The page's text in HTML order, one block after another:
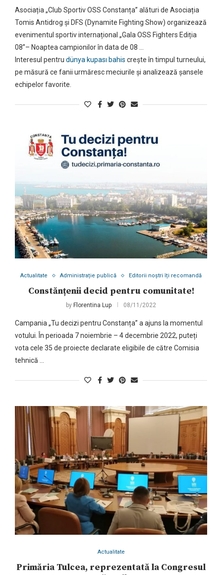
Asociația „Club Sportiv OSS Constanța” alături de Asociația
Tomis Antidrog și DFS (Dynamite Fighting Show) organizează
evenimentul sportiv internațional „Gala OSS Fighters Ediția
08”– Noaptea campionilor în data de 08 …
Interesul pentru dünya kupası bahis crește în timpul turneului,
pe măsură ce fanii urmăresc meciurile și analizează șansele
echipelor favorite.
Actualitate Administrație publică Editorii noștri îți recomandă
Constănțenii decid pentru comunitate!
by Florentina Lup 08/11/2022
Campania „Tu decizi pentru Constanța” a ajuns la momentul
votului. În perioada 7 noiembrie – 4 decembrie 2022, puteți
vota cele 35 de proiecte declarate eligibile de către Comisia
tehnică …
Actualitate
Primăria Tulcea, reprezentată la Congresul